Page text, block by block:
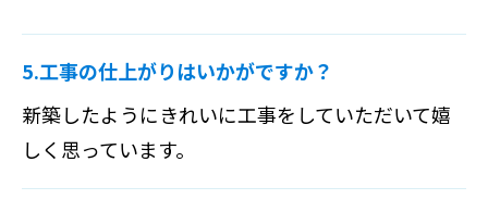
5.工事の仕上がりはいかがですか？
新築したようにきれいに工事をしていただいて嬉
しく思っています。